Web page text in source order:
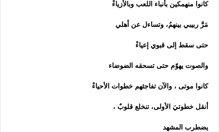
كانوا منهمكين بأنباء اللعب وبالأزياءْ
مَرَّ ربيبي بينهمُ، وتساءل عن أهلي
حتى سقط إلى قبوي إعياءْ
والصوت يهوّم حتى تسحقه الضوضاء
كانوا موتى ، والآن تفاجئهم خطوات الأحياءْ
أنقل خطوتيَ الأولى، تنخلع قلوبٌ ،
يضطرب المشهد